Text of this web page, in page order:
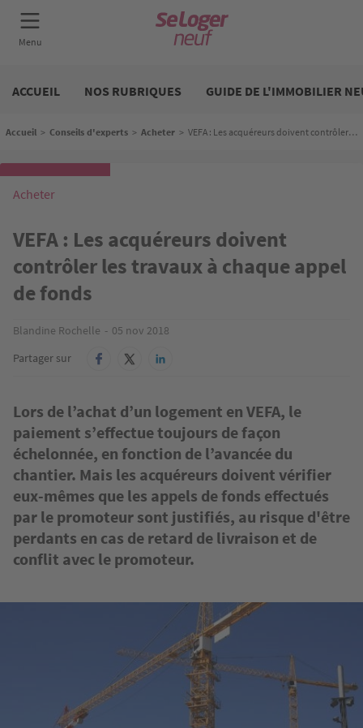
contenu
ACCUEIL
NOS RUBRIQUES GUIDE DE L'IMMOBILIER
Fil d'Ariane
Accueil > Conseils d'experts > Acheter > VEFA : Les acquéreurs doivent contrôler les travaux à chaque appel de fonds
Acheter
VEFA : Les acquéreurs doivent
contrôler les travaux à chaque appel
de fonds
Blandine Rochelle
05 nov 2018
Partager sur
Lors de l’achat d’un logement en VEFA, le
paiement s’effectue toujours de façon
échelonnée, en fonction de l’avancée du
chantier. Mais les acquéreurs doivent vérifier
eux-mêmes que les appels de fonds effectués
par le promoteur sont justifiés, au risque d'être
perdants en cas de retard de livraison et de
conflit avec le promoteur.